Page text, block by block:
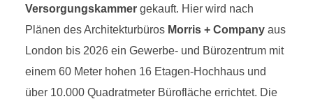
Versorgungskammergekauft. Hier wird nach
Plänen des Architekturbüros Morris + Companyaus
London bis 2026 ein Gewerbe- und Bürozentrum mit
einem 60 Meter hohen 16 Etagen-Hochhaus und
über 10.000 Quadratmeter Bürofläche errichtet. Die